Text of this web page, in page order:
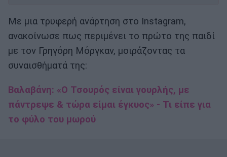
Με μια τρυφερή ανάρτηση στο Instagram,
ανακοίνωσε πως περιμένει το πρώτο της παιδί
με τον Γρηγόρη Μόργκαν, μοιράζοντας τα
συναισθήματά της:
Βαλαβάνη: «Ο Τσουρός είναι γουρλής, με
πάντρεψε & τώρα είμαι έγκυος» - Τι είπε για
το φύλο του μωρού